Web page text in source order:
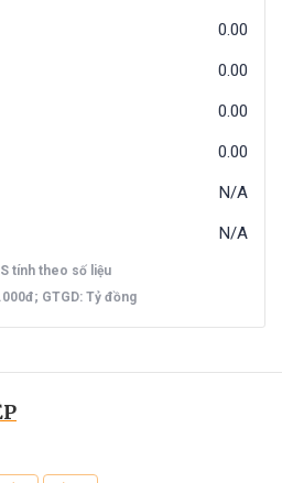
0.00
0.00
0.00
0.00
N/A
N/A
tính theo số liệu
GTGD: Tỷ đồng